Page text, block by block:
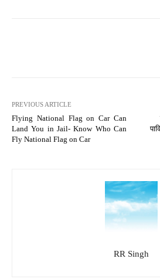
PREVIOUS ARTICLE
Flying National Flag on Car Can
Land You in Jail- Know Who Can
Fly National Flag on Car
RR Singh